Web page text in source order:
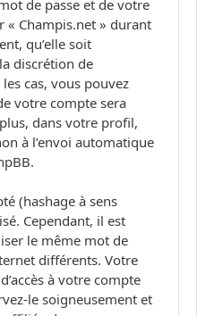
de passe et de votre
« Champis.net » durant
qu’elle soit
discrétion de
cas, vous pouvez
votre compte sera
dans votre profil,
à l’envoi automatique
(hashage à sens
Cependant, il est
le même mot de
différents. Votre
à votre compte
le soigneusement et